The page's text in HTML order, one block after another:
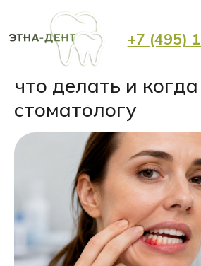
+7 (495) 156-08-08
Прыщ на десне над
что делать и
стоматологу
< Назад